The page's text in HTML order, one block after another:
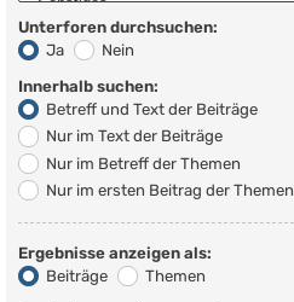
Unterforen durchsuchen:
Ja
Nein
Innerhalb suchen:
Betreff und Text der Beiträge
Nur im Text der Beiträge
Nur im Betreff der Themen
Nur im ersten Beitrag der Themen
Ergebnisse anzeigen als:
Beiträge
Themen